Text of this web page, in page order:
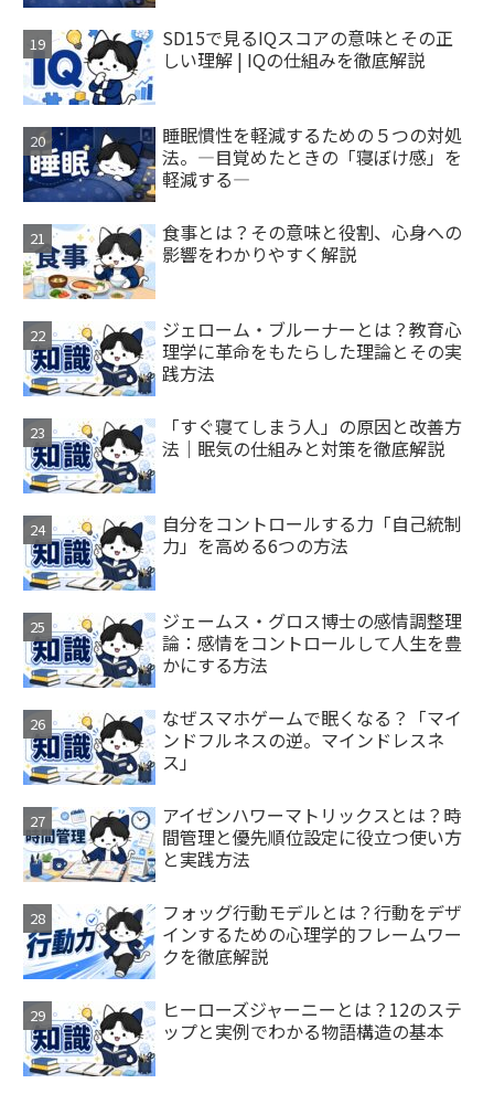
SD15で見るIQスコアの意味とその正
しい理解 | IQの仕組みを徹底解説
睡眠慣性を軽減するための５つの対処
法。―目覚めたときの「寝ぼけ感」を
軽減する―
食事とは？その意味と役割、心身への
影響をわかりやすく解説
ジェローム・ブルーナーとは？教育心
理学に革命をもたらした理論とその実
践方法
「すぐ寝てしまう人」の原因と改善方
法｜眠気の仕組みと対策を徹底解説
自分をコントロールする力「自己統制
力」を高める6つの方法
ジェームス・グロス博士の感情調整理
論：感情をコントロールして人生を豊
かにする方法
なぜスマホゲームで眠くなる？「マイ
ンドフルネスの逆。マインドレスネ
ス」
アイゼンハワーマトリックスとは？時
間管理と優先順位設定に役立つ使い方
と実践方法
フォッグ行動モデルとは？行動をデザ
インするための心理学的フレームワー
クを徹底解説
ヒーローズジャーニーとは？12のステ
ップと実例でわかる物語構造の基本